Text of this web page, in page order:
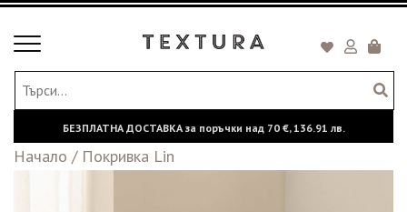
Toggle
БЕЗПЛАТНА ДОСТАВКА за поръчки над 70 €,136.91 лв.
Начало / Покривка Lin